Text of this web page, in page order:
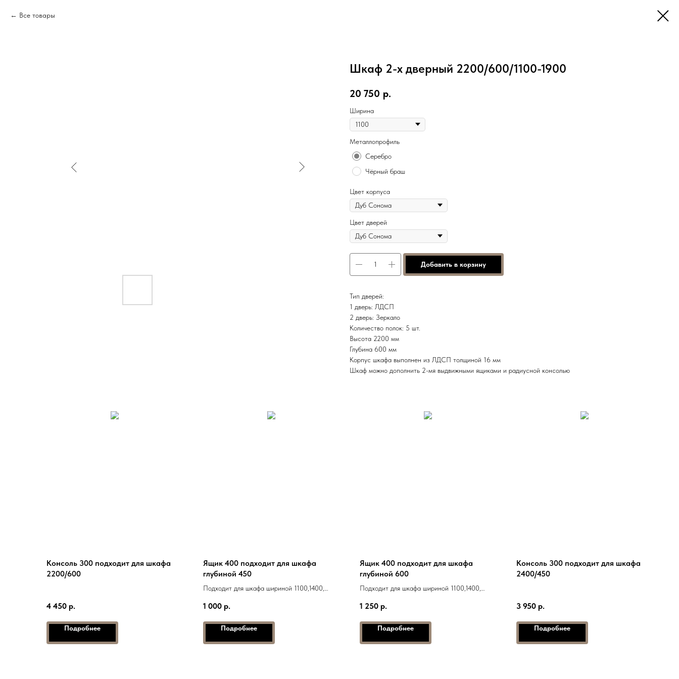
Все товары
Шкаф 2-х дверный 2200/600/1100-1900
20 750 р.
Ширина
Металлопрофиль
Серебро
Чёрный браш
Цвет корпуса
Цвет дверей
Добавить в корзину
Тип дверей:
1 дверь: ЛДСП
2 дверь: Зеркало
Количество полок: 5 шт.
Высота 2200 мм
Глубина 600 мм
Корпус шкафа выполнен из ЛДСП толщиной 16 мм
Шкаф можно дополнить 2-мя выдвижными ящиками и радиусной консолью
Консоль 300 подходит для шкафа
2200/600
4 450 р.
Подробнее
Ящик 400 подходит для шкафа
глубиной 450
Подходит для шкафа шириной 1100,1400,
1 000 р.
Подробнее
Ящик 400 подходит для шкафа
глубиной 600
Подходит для шкафа шириной 1100,1400,
1 250 р.
Подробнее
Консоль 300 подходит для шкафа
2400/450
3 950 р.
Подробнее